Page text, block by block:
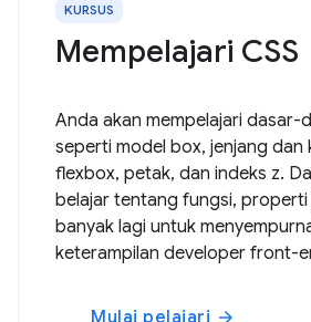
KURSUS
Mempelajari CSS
Anda akan mempelajari dasar-
seperti model box, jenjang dan
flexbox, petak, dan indeks z.
belajar tentang fungsi, properti
banyak lagi untuk
keterampilan developer front-
Mulai pelajari arrow_forward